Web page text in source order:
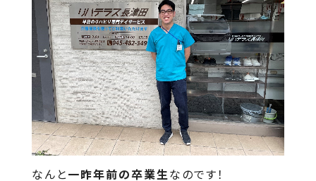
なんと一昨年前の卒業生なのです！